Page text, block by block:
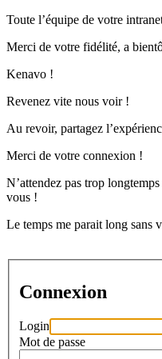
Toute l’équipe de votre
Merci de votre fidélité, a
Kenavo !
Revenez vite nous voir !
Au revoir, partagez
Merci de votre connexion !
N’attendez pas trop
vous !
Le temps me parait long sans
Connexion
Login
Mot de passe